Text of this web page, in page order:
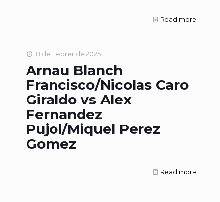
Read more
18 de Febrer de 2025
Arnau Blanch
Francisco/Nicolas Caro
Giraldo vs Alex
Fernandez
Pujol/Miquel Perez
Gomez
Read more